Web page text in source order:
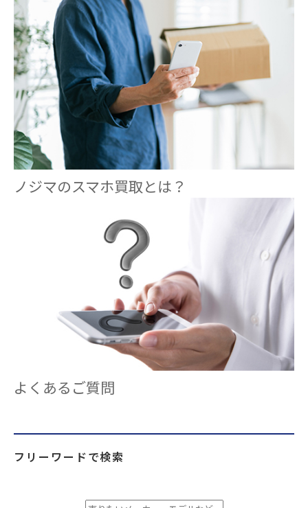
ノジマのスマホ買取とは？
よくあるご質問
フリーワードで検索